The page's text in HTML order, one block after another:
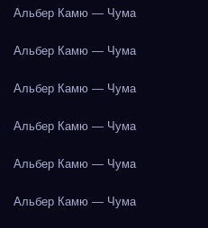
Альбер Камю — Чума
Альбер Камю — Чума
Альбер Камю — Чума
Альбер Камю — Чума
Альбер Камю — Чума
Альбер Камю — Чума